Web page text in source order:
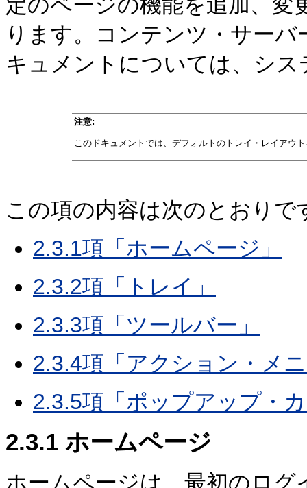
ります。コンテンツ・サー
キュメントについては、シ
注意:
このドキュメントでは、デフォルトのトレイ・レイアウ
この項の内容は次のとおりで
2.3.1項「ホームページ」
2.3.2項「トレイ」
2.3.3項「ツールバー」
2.3.4項「アクション・メ
2.3.5項「ポップアップ・
2.3.1 ホームページ
ホームページは、最初のロ